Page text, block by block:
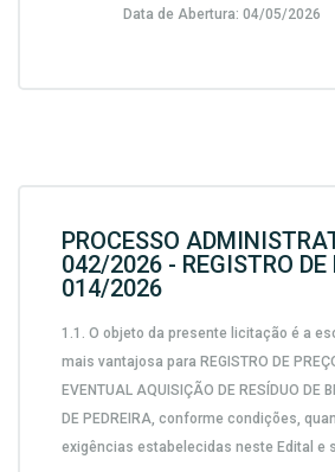
Data de Abertura: 04/05/2026
PROCESSO
042/2026 - REGISTRO DE
014/2026
1.1. O objeto da presente licitação é a
mais vantajosa para REGISTRO DE
EVENTUAL AQUISIÇÃO DE RESÍDUO DE
DE PEDREIRA, conforme condições,
exigências estabelecidas neste Edital e